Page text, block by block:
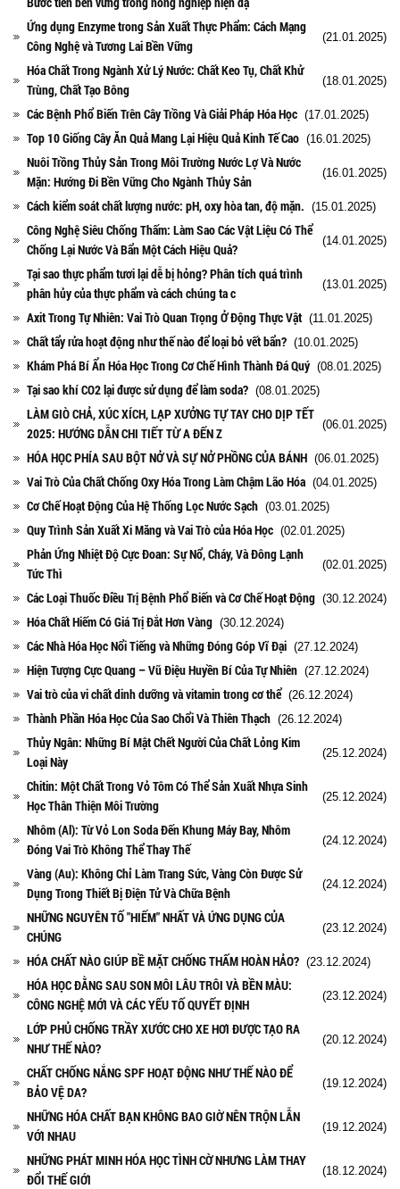
Ứng dụng Enzyme trong Sản Xuất Thực Phẩm: Cách Mạng
Công Nghệ và Tương Lai Bền Vững
(21.01.2025)
Hóa Chất Trong Ngành Xử Lý Nước: Chất Keo Tụ, Chất Khử
Trùng, Chất Tạo Bông
(18.01.2025)
Các Bệnh Phổ Biến Trên Cây Trồng Và Giải Pháp Hóa Học (17.01.2025)
Top 10 Giống Cây Ăn Quả Mang Lại Hiệu Quả Kinh Tế Cao (16.01.2025)
Nuôi Trồng Thủy Sản Trong Môi Trường Nước Lợ Và Nước
Mặn: Hướng Đi Bền Vững Cho Ngành Thủy Sản
(16.01.2025)
Cách kiểm soát chất lượng nước: pH, oxy hòa tan, độ mặn. (15.01.2025)
Công Nghệ Siêu Chống Thấm: Làm Sao Các Vật Liệu Có Thể
Chống Lại Nước Và Bẩn Một Cách Hiệu Quả?
(14.01.2025)
Tại sao thực phẩm tươi lại dễ bị hỏng? Phân tích quá trình
phân hủy của thực phẩm và cách chúng ta c
(13.01.2025)
Axit Trong Tự Nhiên: Vai Trò Quan Trọng Ở Động Thực Vật (11.01.2025)
Chất tẩy rửa hoạt động như thế nào để loại bỏ vết bẩn? (10.01.2025)
Khám Phá Bí Ẩn Hóa Học Trong Cơ Chế Hình Thành Đá Quý (08.01.2025)
Tại sao khí CO2 lại được sử dụng để làm soda? (08.01.2025)
LÀM GIÒ CHẢ, XÚC XÍCH, LẠP XƯỞNG TỰ TAY CHO DỊP TẾT
2025: HƯỚNG DẪN CHI TIẾT TỪ A ĐẾN Z
(06.01.2025)
HÓA HỌC PHÍA SAU BỘT NỞ VÀ SỰ NỞ PHỒNG CỦA BÁNH (06.01.2025)
Vai Trò Của Chất Chống Oxy Hóa Trong Làm Chậm Lão Hóa (04.01.2025)
Cơ Chế Hoạt Động Của Hệ Thống Lọc Nước Sạch (03.01.2025)
Quy Trình Sản Xuất Xi Măng và Vai Trò của Hóa Học (02.01.2025)
Phản Ứng Nhiệt Độ Cực Đoan: Sự Nổ, Cháy, Và Đông Lạnh
Tức Thì
(02.01.2025)
Các Loại Thuốc Điều Trị Bệnh Phổ Biến và Cơ Chế Hoạt Động (30.12.2024)
Hóa Chất Hiếm Có Giá Trị Đắt Hơn Vàng (30.12.2024)
Các Nhà Hóa Học Nổi Tiếng và Những Đóng Góp Vĩ Đại (27.12.2024)
Hiện Tượng Cực Quang – Vũ Điệu Huyền Bí Của Tự Nhiên (27.12.2024)
Vai trò của vi chất dinh dưỡng và vitamin trong cơ thể (26.12.2024)
Thành Phần Hóa Học Của Sao Chổi Và Thiên Thạch (26.12.2024)
Thủy Ngân: Những Bí Mật Chết Người Của Chất Lỏng Kim
Loại Này
(25.12.2024)
Chitin: Một Chất Trong Vỏ Tôm Có Thể Sản Xuất Nhựa Sinh
Học Thân Thiện Môi Trường
(25.12.2024)
Nhôm (Al): Từ Vỏ Lon Soda Đến Khung Máy Bay, Nhôm
Đóng Vai Trò Không Thể Thay Thế
(24.12.2024)
Vàng (Au): Không Chỉ Làm Trang Sức, Vàng Còn Được Sử
Dụng Trong Thiết Bị Điện Tử Và Chữa Bệnh
(24.12.2024)
NHỮNG NGUYÊN TỐ "HIẾM" NHẤT VÀ ỨNG DỤNG CỦA
CHÚNG
(23.12.2024)
HÓA CHẤT NÀO GIÚP BỀ MẶT CHỐNG THẤM HOÀN HẢO? (23.12.2024)
HÓA HỌC ĐẰNG SAU SON MÔI LÂU TRÔI VÀ BỀN MÀU:
CÔNG NGHỆ MỚI VÀ CÁC YẾU TỐ QUYẾT ĐỊNH
(23.12.2024)
LỚP PHỦ CHỐNG TRẦY XƯỚC CHO XE HƠI ĐƯỢC TẠO RA
NHƯ THẾ NÀO?
(20.12.2024)
CHẤT CHỐNG NẮNG SPF HOẠT ĐỘNG NHƯ THẾ NÀO ĐỂ
BẢO VỆ DA?
(19.12.2024)
NHỮNG HÓA CHẤT BẠN KHÔNG BAO GIỜ NÊN TRỘN LẪN
VỚI NHAU
(19.12.2024)
NHỮNG PHÁT MINH HÓA HỌC TÌNH CỜ NHƯNG LÀM THAY
ĐỔI THẾ GIỚI
(18.12.2024)